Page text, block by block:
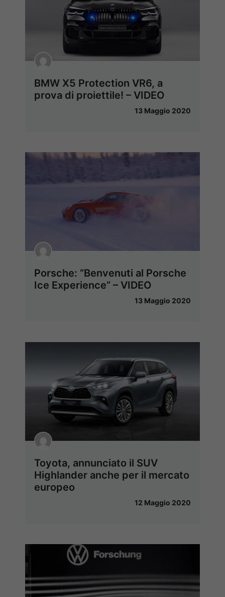
BMW X5 Protection VR6, a
prova di proiettile! – VIDEO
13 Maggio 2020
Porsche: “Benvenuti al Porsche
Ice Experience” – VIDEO
13 Maggio 2020
Toyota, annunciato il SUV
Highlander anche per il mercato
europeo
12 Maggio 2020